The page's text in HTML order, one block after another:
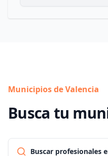
Municipios de Valencia
Busca tu
Buscar profesionales